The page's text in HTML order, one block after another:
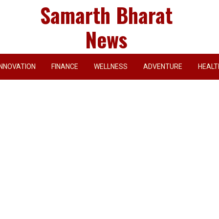
Samarth Bharat
News
INNOVATION FINANCE WELLNESS ADVENTURE